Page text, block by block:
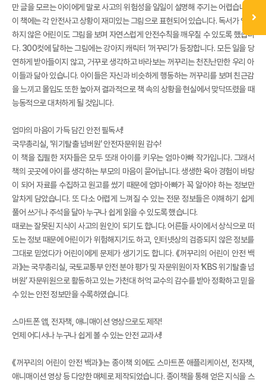
만 글을 모르는 아이에게 말로 사고의 위험성을 일일이 설명해 주기는 어렵습니다.
이 책에는 각 안전사고 상황이 재미있는 그림으로 표현되어 있습니다. 독서가 익숙
하지 않은 어린이도 그림을 보며 자연스럽게 안전수칙을 깨우칠 수 있도록 했습니
다. 300컷에 달하는 그림에는 강아지 캐릭터 ‘꺼꾸리’가 등장합니다. 모든 일을 당
연하게 받아들이지 않고, 거꾸로 생각하고 바라보는 꺼꾸리는 천진난만한 우리 아
이들과 닮아 있습니다. 아이들은 자신과 비슷하게 행동하는 꺼꾸리를 보며 친근감
을 느끼고 몰입도 또한 높아져 결과적으로 책 속의 상황을 현실에서 맞닥뜨렸을 때
능동적으로 대처하게 될 것입니다.
엄마의 마음이 가득 담긴 안전 필독서!
국무총리실, ‘위기탈출 넘버원’ 안전자문위원 감수!
이 책을 집필한 저자들은 모두 또래 아이를 키우는 엄마·아빠 작가입니다. 그래서
책의 곳곳에 아이를 생각하는 부모의 마음이 묻어납니다. 생생한 육아 경험이 바탕
이 되어 자료를 수집하고 원고를 썼기 때문에 엄마·아빠가 꼭 알아야 하는 정보만
알차게 담았습니다. 또 다소 어렵게 느껴질 수 있는 전문 정보들은 이해하기 쉽게
풀어 쓰거나 주석을 달아 누구나 쉽게 읽을 수 있도록 했습니다.
때로는 잘못된 지식이 사고의 원인이 되기도 합니다. 어른들 사이에서 상식으로 떠
도는 정보 때문에 어린이가 위험해지기도 하고, 인터넷상의 검증되지 않은 정보를
그대로 믿었다가 어린이에게 문제가 생기기도 합니다. 《꺼꾸리의 어린이 안전 백
과》는 국무총리실, 국토교통부 안전 분야 평가 및 자문위원이자 ‘KBS 위기탈출 넘
버원’ 자문위원으로 활동하고 있는 가천대 허억 교수의 감수를 받아 정확하고 믿을
수 있는 안전 정보만을 수록하였습니다.
스마트폰 앱, 전자책, 애니매이션 영상으로도 제작!
언제 어디서나 누구나 쉽게 볼 수 있는 안전 교과서!
《꺼꾸리의 어린이 안전 백과》는 종이책 외에도 스마트폰 애플리케이션, 전자책,
애니매이션 영상 등 다양한 매체로 제작되었습니다. 종이책을 통해 얻은 지식을 스